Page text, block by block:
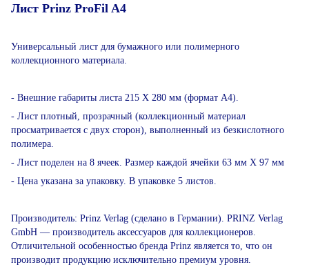
Лист Prinz ProFil A4
Универсальный лист для бумажного или полимерного
коллекционного материала.
- Внешние габариты листа 215 Х 280 мм (формат А4).
- Лист плотный, прозрачный (коллекционный материал
просматривается с двух сторон), выполненный из безкислотного
полимера.
- Лист поделен на 8 ячеек. Размер каждой ячейки 63 мм Х 97 мм
- Цена указана за упаковку. В упаковке 5 листов.
Производитель: Prinz Verlag (сделано в Германии). PRINZ Verlag
GmbH ― производитель аксессуаров для коллекционеров.
Отличительной особенностью бренда Prinz является то, что он
производит продукцию исключительно премиум уровня.